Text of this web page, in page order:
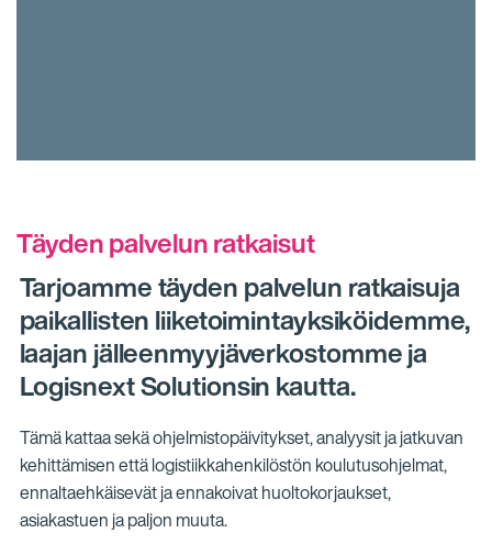
Täyden palvelun ratkaisut
Tarjoamme täyden palvelun ratkaisuja
paikallisten liiketoimintayksiköidemme,
laajan jälleenmyyjäverkostomme ja
Logisnext Solutionsin kautta.
Tämä kattaa sekä ohjelmistopäivitykset, analyysit ja jatkuvan
kehittämisen että logistiikkahenkilöstön koulutusohjelmat,
ennaltaehkäisevät ja ennakoivat huoltokorjaukset,
asiakastuen ja paljon muuta.